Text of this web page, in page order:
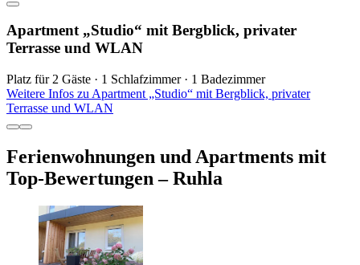
Apartment „Studio“ mit Bergblick, privater
Terrasse und WLAN
Platz für 2 Gäste · 1 Schlafzimmer · 1 Badezimmer
Weitere Infos zu Apartment „Studio“ mit Bergblick, privater
Terrasse und WLAN
Ferienwohnungen und Apartments mit
Top-Bewertungen – Ruhla